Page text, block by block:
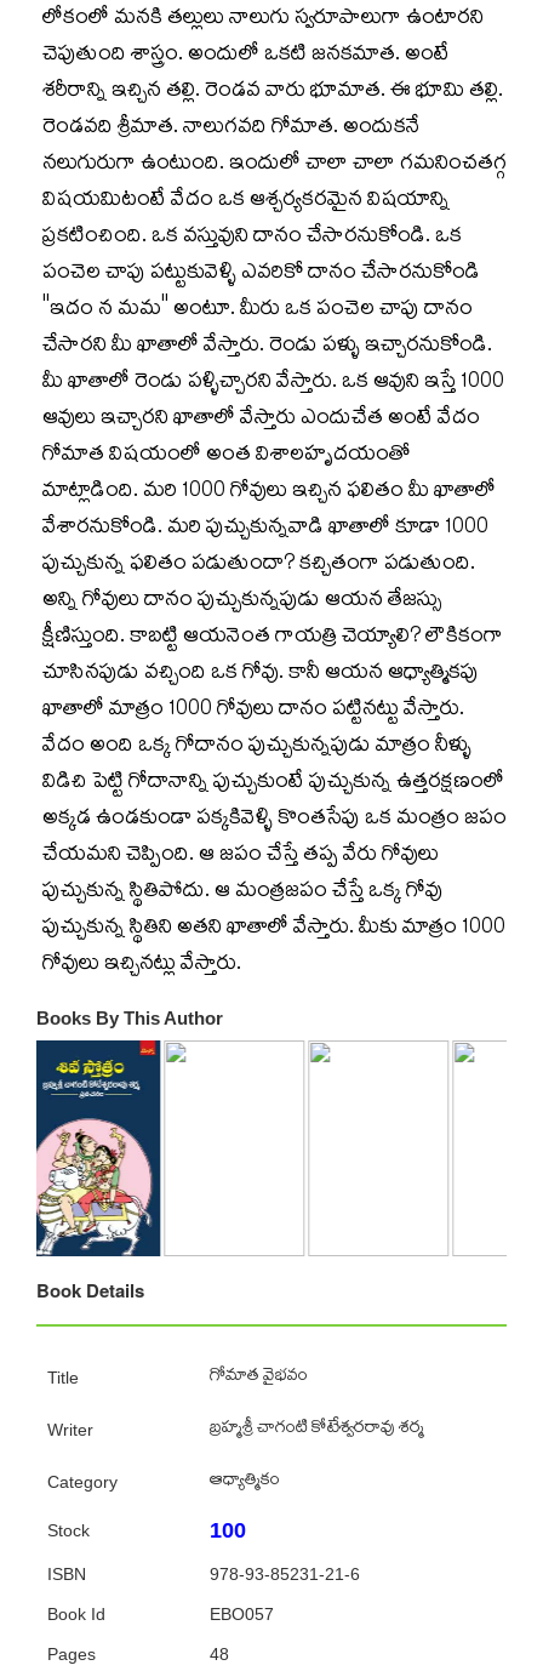
లోకంలో మనకి తల్లులు నాలుగు స్వరూపాలుగా ఉంటారని
చెపుతుంది శాస్త్రం. అందులో ఒకటి జనకమాత. అంటే
శరీరాన్ని ఇచ్చిన తల్లి. రెండవ వారు భూమాత. ఈ భూమి తల్లి.
రెండవది శ్రీమాత. నాలుగవది గోమాత. అందుకనే
నలుగురుగా ఉంటుంది. ఇందులో చాలా చాలా గమనించతగ్గ
విషయమిటంటే వేదం ఒక ఆశ్చర్యకరమైన విషయాన్ని
ప్రకటించింది. ఒక వస్తువుని దానం చేసారనుకోండి. ఒక
పంచెల చాపు పట్టుకువెళ్ళి ఎవరికో దానం చేసారనుకోండి
''ఇదం న మమ'' అంటూ. మీరు ఒక పంచెల చాపు దానం
చేసారని మీ ఖాతాలో వేస్తారు. రెండు పళ్ళు ఇచ్చారనుకోండి.
మీ ఖాతాలో రెండు పళ్ళిచ్చారని వేస్తారు. ఒక ఆవుని ఇస్తే 1000
ఆవులు ఇచ్చారని ఖాతాలో వేస్తారు ఎందుచేత అంటే వేదం
గోమాత విషయంలో అంత విశాలహృదయంతో
మాట్లాడింది. మరి 1000 గోవులు ఇచ్చిన ఫలితం మీ ఖాతాలో
వేశారనుకోండి. మరి పుచ్చుకున్నవాడి ఖాతాలో కూడా 1000
పుచ్చుకున్న ఫలితం పడుతుందా? కచ్చితంగా పడుతుంది.
అన్ని గోవులు దానం పుచ్చుకున్నపుడు ఆయన తేజస్సు
క్షీణిస్తుంది. కాబట్టి ఆయనెంత గాయత్రి చెయ్యాలి? లౌకికంగా
చూసినపుడు వచ్చింది ఒక గోవు. కానీ ఆయన ఆధ్యాత్మికపు
ఖాతాలో మాత్రం 1000 గోవులు దానం పట్టినట్టు వేస్తారు.
వేదం అంది ఒక్క గోదానం పుచ్చుకున్నపుడు మాత్రం నీళ్ళు
విడిచి పెట్టి గోదానాన్ని పుచ్చుకుంటే పుచ్చుకున్న ఉత్తరక్షణంలో
అక్కడ ఉండకుండా పక్కకివెళ్ళి కొంతసేపు ఒక మంత్రం జపం
చేయమని చెప్పింది. ఆ జపం చేస్తే తప్ప వేరు గోవులు
పుచ్చుకున్న స్థితిపోదు. ఆ మంత్రజపం చేస్తే ఒక్క గోవు
పుచ్చుకున్న స్థితిని అతని ఖాతాలో వేస్తారు. మీకు మాత్రం 1000
గోవులు ఇచ్చినట్లు వేస్తారు.
Books By This Author
Book Details
Title గోమాత వైభవం
Writer ‌బ్రహ్మశ్రీ చాగంటి కోటేశ్వరరావు శర్మ
Category ఆధ్యాత్మికం
Stock 100
ISBN 978-93-85231-21-6
Book Id EBO057
Pages 48